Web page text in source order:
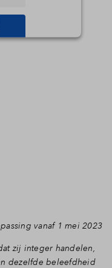
vanaf 1 mei 2023
zij integer handelen,
dezelfde beleefdheid